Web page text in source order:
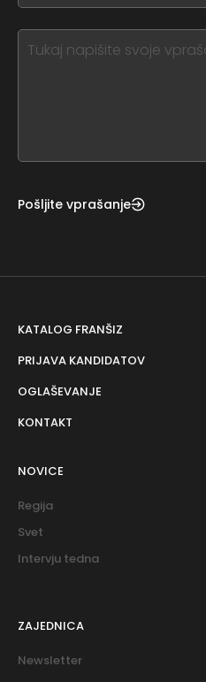
blank
this,
Pošljite vprašanje
KATALOG FRANŠIZ
PRIJAVA KANDIDATOV
OGLAŠEVANJE
KONTAKT
NOVICE
Regija
Svet
Intervju tedna
ZAJEDNICA
Newsletter